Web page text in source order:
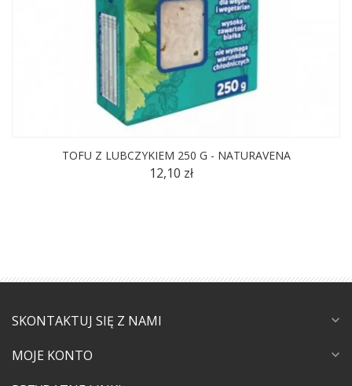
TOFU Z LUBCZYKIEM 250 G - NATURAVENA
12,10 zł
SKONTAKTUJ SIĘ Z NAMI expand_more
MOJE KONTO expand_more